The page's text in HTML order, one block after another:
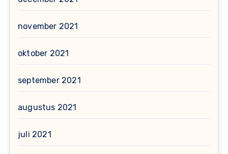
november 2021
oktober 2021
september 2021
augustus 2021
juli 2021